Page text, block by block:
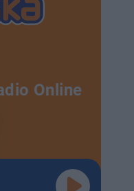
Online